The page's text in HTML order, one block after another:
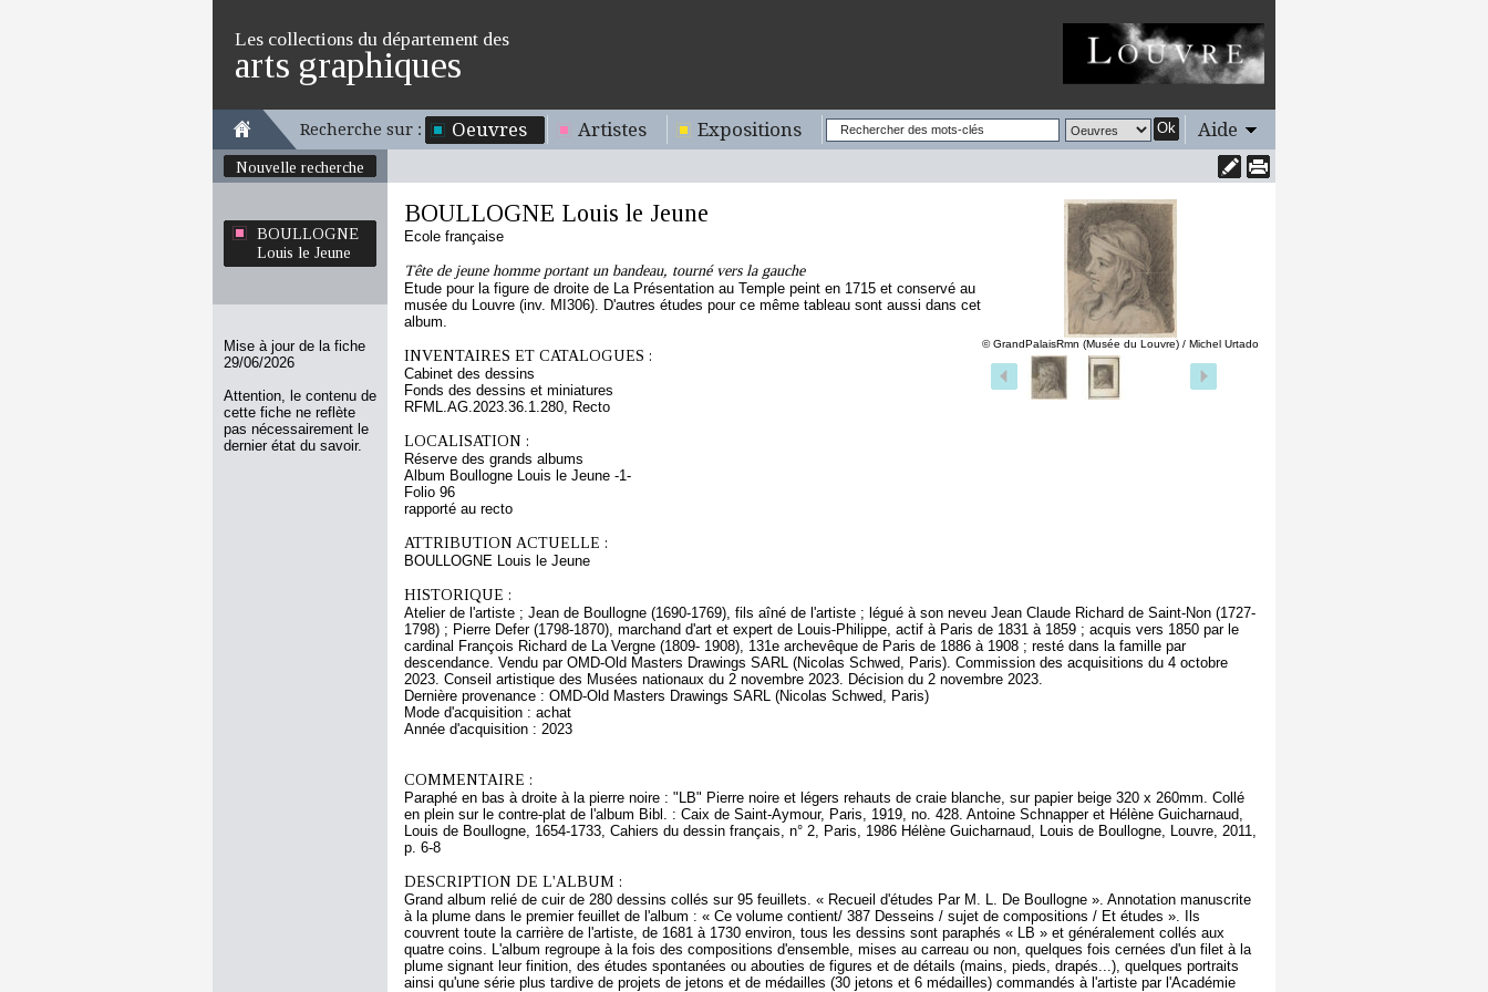
Les collections du département des
arts graphiques
Recherche sur : Oeuvres Artistes Expositions Ok Aide
Nouvelle recherche
BOULLOGNE
Louis le Jeune
Mise à jour de la fiche
29/06/2026
Attention, le contenu de
cette fiche ne reflète
pas nécessairement le
dernier état du savoir.
© GrandPalaisRmn (Musée du Louvre) / Michel Urtado
BOULLOGNE Louis le Jeune
Ecole française
Tête de jeune homme portant un bandeau, tourné vers la gauche
Etude pour la figure de droite de La Présentation au Temple peint en 1715 et conservé au
musée du Louvre (inv. MI306). D'autres études pour ce même tableau sont aussi dans cet
album.
INVENTAIRES ET CATALOGUES :
Cabinet des dessins
Fonds des dessins et miniatures
RFML.AG.2023.36.1.280, Recto
LOCALISATION :
Réserve des grands albums
Album Boullogne Louis le Jeune -1-
Folio 96
rapporté au recto
ATTRIBUTION ACTUELLE :
BOULLOGNE Louis le Jeune
HISTORIQUE :
Atelier de l'artiste ; Jean de Boullogne (1690-1769), fils aîné de l'artiste ; légué à son neveu Jean Claude Richard de Saint-Non (1727-
1798) ; Pierre Defer (1798-1870), marchand d'art et expert de Louis-Philippe, actif à Paris de 1831 à 1859 ; acquis vers 1850 par le
cardinal François Richard de La Vergne (1809- 1908), 131e archevêque de Paris de 1886 à 1908 ; resté dans la famille par
descendance. Vendu par OMD-Old Masters Drawings SARL (Nicolas Schwed, Paris). Commission des acquisitions du 4 octobre
2023. Conseil artistique des Musées nationaux du 2 novembre 2023. Décision du 2 novembre 2023.
Dernière provenance : OMD-Old Masters Drawings SARL (Nicolas Schwed, Paris)
Mode d'acquisition : achat
Année d'acquisition : 2023
COMMENTAIRE :
Paraphé en bas à droite à la pierre noire : "LB" Pierre noire et légers rehauts de craie blanche, sur papier beige 320 x 260mm. Collé
en plein sur le contre-plat de l'album Bibl. : Caix de Saint-Aymour, Paris, 1919, no. 428. Antoine Schnapper et Hélène Guicharnaud,
Louis de Boullogne, 1654-1733, Cahiers du dessin français, n° 2, Paris, 1986 Hélène Guicharnaud, Louis de Boullogne, Louvre, 2011,
p. 6-8
DESCRIPTION DE L'ALBUM :
Grand album relié de cuir de 280 dessins collés sur 95 feuillets. « Recueil d'études Par M. L. De Boullogne ». Annotation manuscrite
à la plume dans le premier feuillet de l'album : « Ce volume contient/ 387 Desseins / sujet de compositions / Et études ». Ils
couvrent toute la carrière de l'artiste, de 1681 à 1730 environ, tous les dessins sont paraphés « LB » et généralement collés aux
quatre coins. L'album regroupe à la fois des compositions d'ensemble, mises au carreau ou non, quelques fois cernées d'un filet à la
plume signant leur finition, des études spontanées ou abouties de figures et de détails (mains, pieds, drapés...), quelques portraits
ainsi qu'une série plus tardive de projets de jetons et de médailles (30 jetons et 6 médailles) commandés à l'artiste par l'Académie